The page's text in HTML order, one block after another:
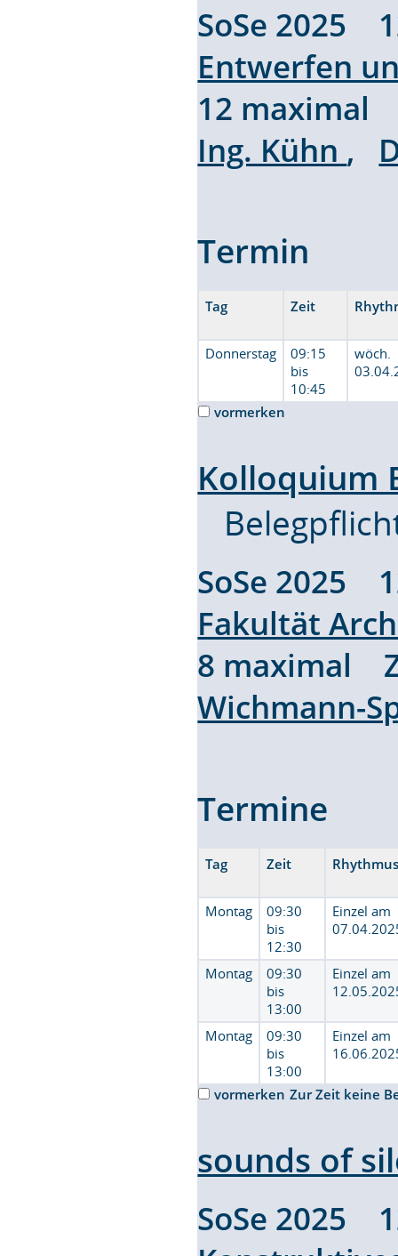
SoSe 2025
Entwerfen
12 maximal
Ing. Kühn ,
Termin
Tag Zeit
Donnerstag
09:15
bis
10:45
wöch.
vormerken
Kolloquium
SoSe 2025
Fakultät
8 maximal
Wichmann-
Termine
Tag Zeit
Montag
09:30
bis
12:30
Einzel am
Montag
09:30
bis
13:00
Einzel am
Montag
09:30
bis
13:00
Einzel am
vormerken Zur Zeit keine
sounds of
SoSe 2025